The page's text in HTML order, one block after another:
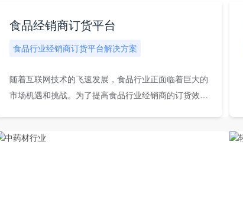
食品经销商订货平台
食品行业经销商订货平台解决方案
随着互联网技术的飞速发展，食品行业正面临着巨大的
市场机遇和挑战。为了提高食品行业经销商的订货效率